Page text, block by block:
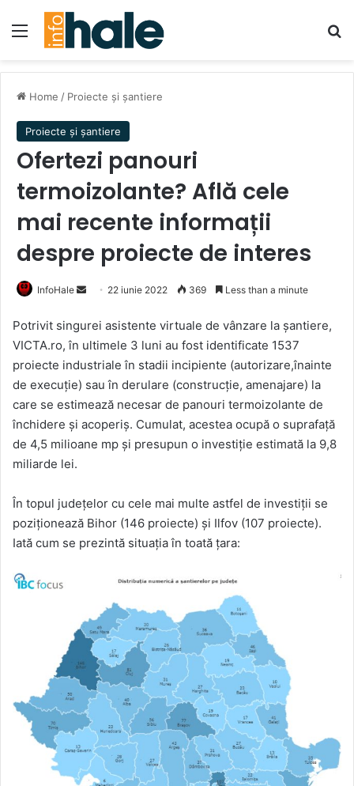
Menu
Home / Proiecte și șantiere
Proiecte și șantiere
Ofertezi panouri
termoizolante? Află cele
mai recente informații
despre proiecte de interes
InfoHale
Send
email
22 iunie 2022 369 Less than a minute
Potrivit singurei asistente virtuale de vânzare la șantiere,
VICTA.ro, în ultimele 3 luni au fost identificate 1537
proiecte industriale în stadii incipiente (autorizare,înainte
de execuție) sau în derulare (construcție, amenajare) la
care se estimează necesar de panouri termoizolante de
închidere și acoperiș. Cumulat, acestea ocupă o suprafață
de 4,5 milioane mp și presupun o investiție estimată la 9,8
miliarde lei.
În topul județelor cu cele mai multe astfel de investiții se
poziționează Bihor (146 proiecte) și Ilfov (107 proiecte).
Iată cum se prezintă situația în toată țara: